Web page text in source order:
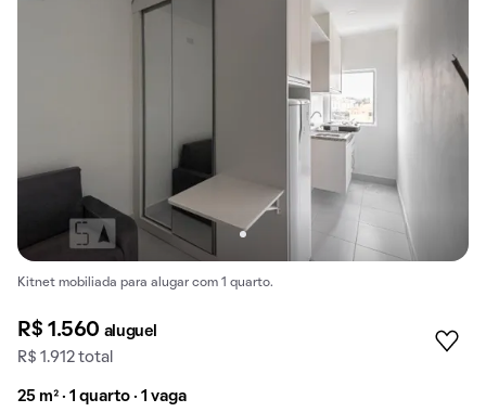
Kitnet mobiliada para alugar com 1 quarto.
R$ 1.560 aluguel
R$ 1.912 total
25 m² · 1 quarto · 1 vaga